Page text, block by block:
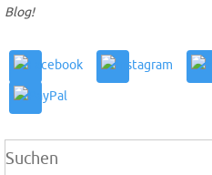
Blog!